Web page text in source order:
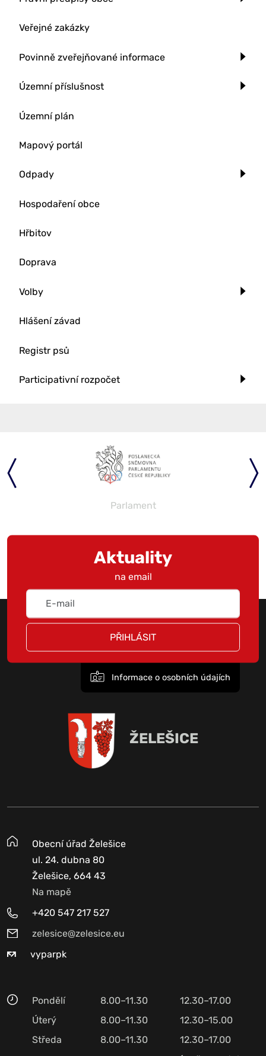
Veřejné zakázky
Povinně zveřejňované informace
Územní příslušnost
Územní plán
Mapový portál
Odpady
Hospodaření obce
Hřbitov
Doprava
Volby
Hlášení závad
Registr psů
Participativní rozpočet
Parlament
Aktuality
na email
PŘIHLÁSIT
Informace o osobních údajích
ŽELEŠICE
Obecní úřad Želešice
ul. 24. dubna 80
Želešice, 664 43
Na mapě
+420 547 217 527
zelesice@zelesice.eu
vyparpk
Pondělí 8.00–11.30
12.30–17.00
Úterý
8.00–11.30
12.30–15.00
Středa
8.00–11.30
12.30–17.00